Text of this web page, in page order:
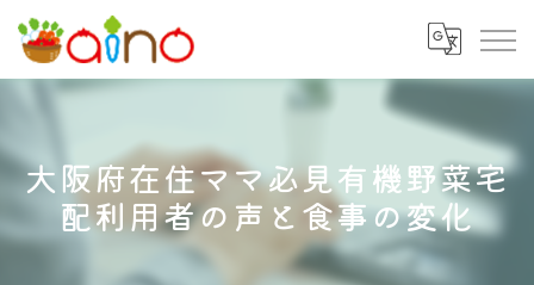
大阪府在住ママ必見有機野菜宅
配利用者の声と食事の変化